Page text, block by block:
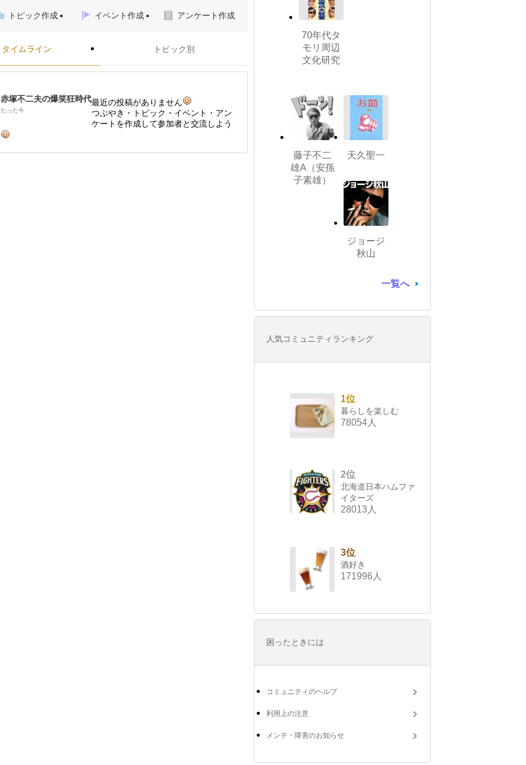
トピック作成 イベント作成 アンケート作成
タイムライン トピック別
赤塚不二夫の爆笑狂時代
たった今
最近の投稿がありません
つぶやき・トピック・イベント・アン
ケートを作成して参加者と交流しよう
70年代タ
モリ周辺
文化研究
藤子不二
雄A（安孫
子素雄）
天久聖一
ジョージ
秋山
一覧へ
人気コミュニティランキング
1位
暮らしを楽しむ
78054人
2位
北海道日本ハムファ
イターズ
28013人
3位
酒好き
171996人
困ったときには
コミュニティのヘルプ
利用上の注意
メンテ・障害のお知らせ